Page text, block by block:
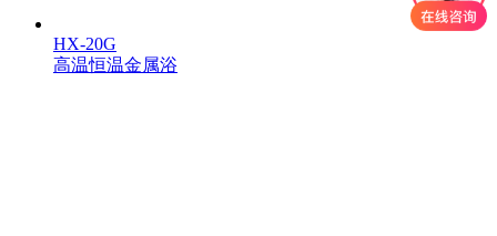
HX-20G
高温恒温金属浴